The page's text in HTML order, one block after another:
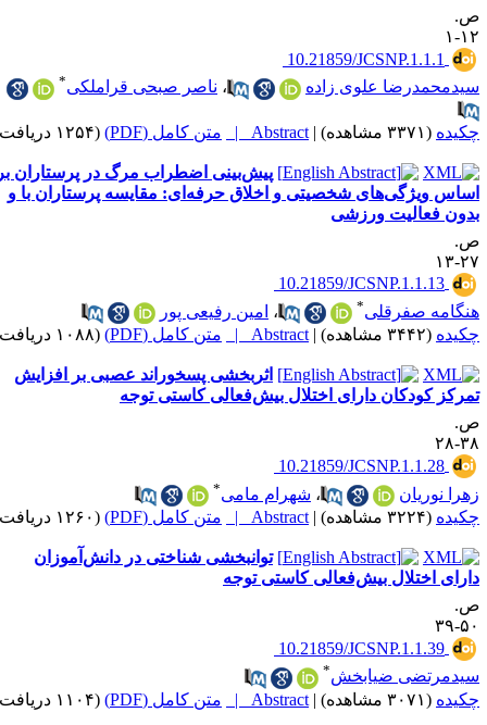
۱
‎ 10.21859/JCSNP.1.1.1
علوی زاده
،ناصر صبحی قراملکی
(۳۳۷۱ مشاهده) |
Abstract | متن کامل (PDF) (۱۲۵۴ دریافت)
پیش‌بینی اضطراب مرگ در پرستاران بر
ویژگی‌های شخصیتی و اخلاق حرفه‌ای: مقایسه پرستاران با و
فعالیت ورزشی
۱۳
‎ 10.21859/JCSNP.1.1.13
صفرقلی
،امین رفیعی پور
(۳۴۴۲ مشاهده) |
Abstract | متن کامل (PDF) (۱۰۸۸ دریافت)
اثربخشی پسخوراند عصبی بر افزایش
کودکان دارای اختلال بیش‌فعالی کاستی توجه
۲۸
‎ 10.21859/JCSNP.1.1.28
نوریان
،شهرام مامی
(۳۲۲۴ مشاهده) |
Abstract | متن کامل (PDF) (۱۲۶۰ دریافت)
توانبخشی شناختی در دانش‌آموزان
اختلال بیش‌فعالی کاستی توجه
۳۹
‎ 10.21859/JCSNP.1.1.39
ضیابخش*
(۳۰۷۱ مشاهده) |
Abstract | متن کامل (PDF) (۱۱۰۴ دریافت)